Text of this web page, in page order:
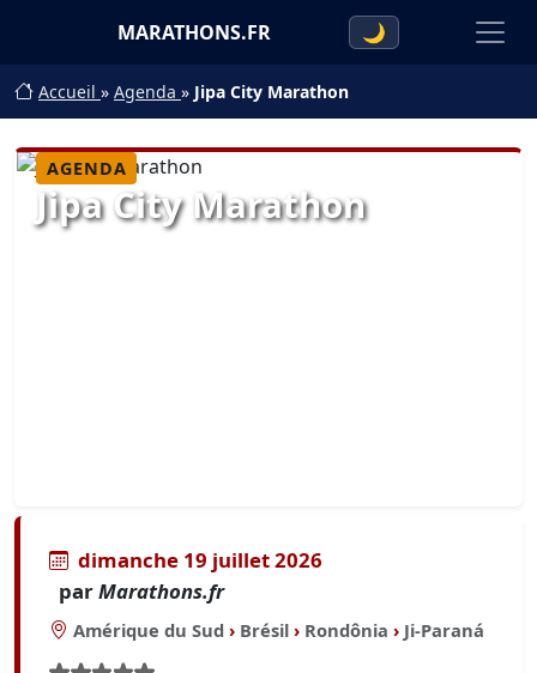
MARATHONS.FR 🌙
Accueil » Agenda » Jipa City Marathon
AGENDA
Jipa City Marathon
dimanche 19 juillet 2026
parMarathons.fr
Amérique du Sud › Brésil › Rondônia › Ji-Paraná